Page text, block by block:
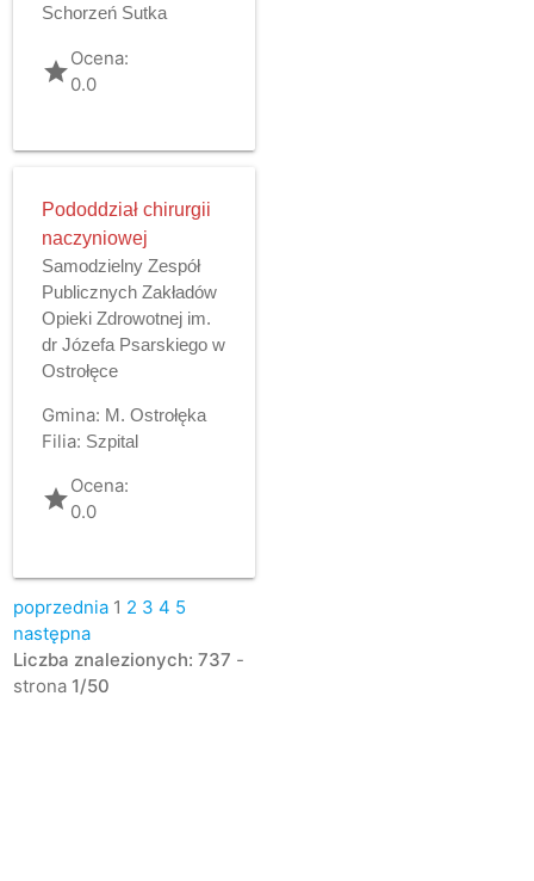
Schorzeń Sutka
gradeOcena:
0.0
Pododdział chirurgii
naczyniowej
Samodzielny Zespół
Publicznych Zakładów
Opieki Zdrowotnej im.
dr Józefa Psarskiego w
Ostrołęce
Gmina: M. Ostrołęka
Filia: Szpital
gradeOcena:
0.0
poprzednia 1 2 3 4 5
następna
Liczba znalezionych: 737 -
strona 1/50